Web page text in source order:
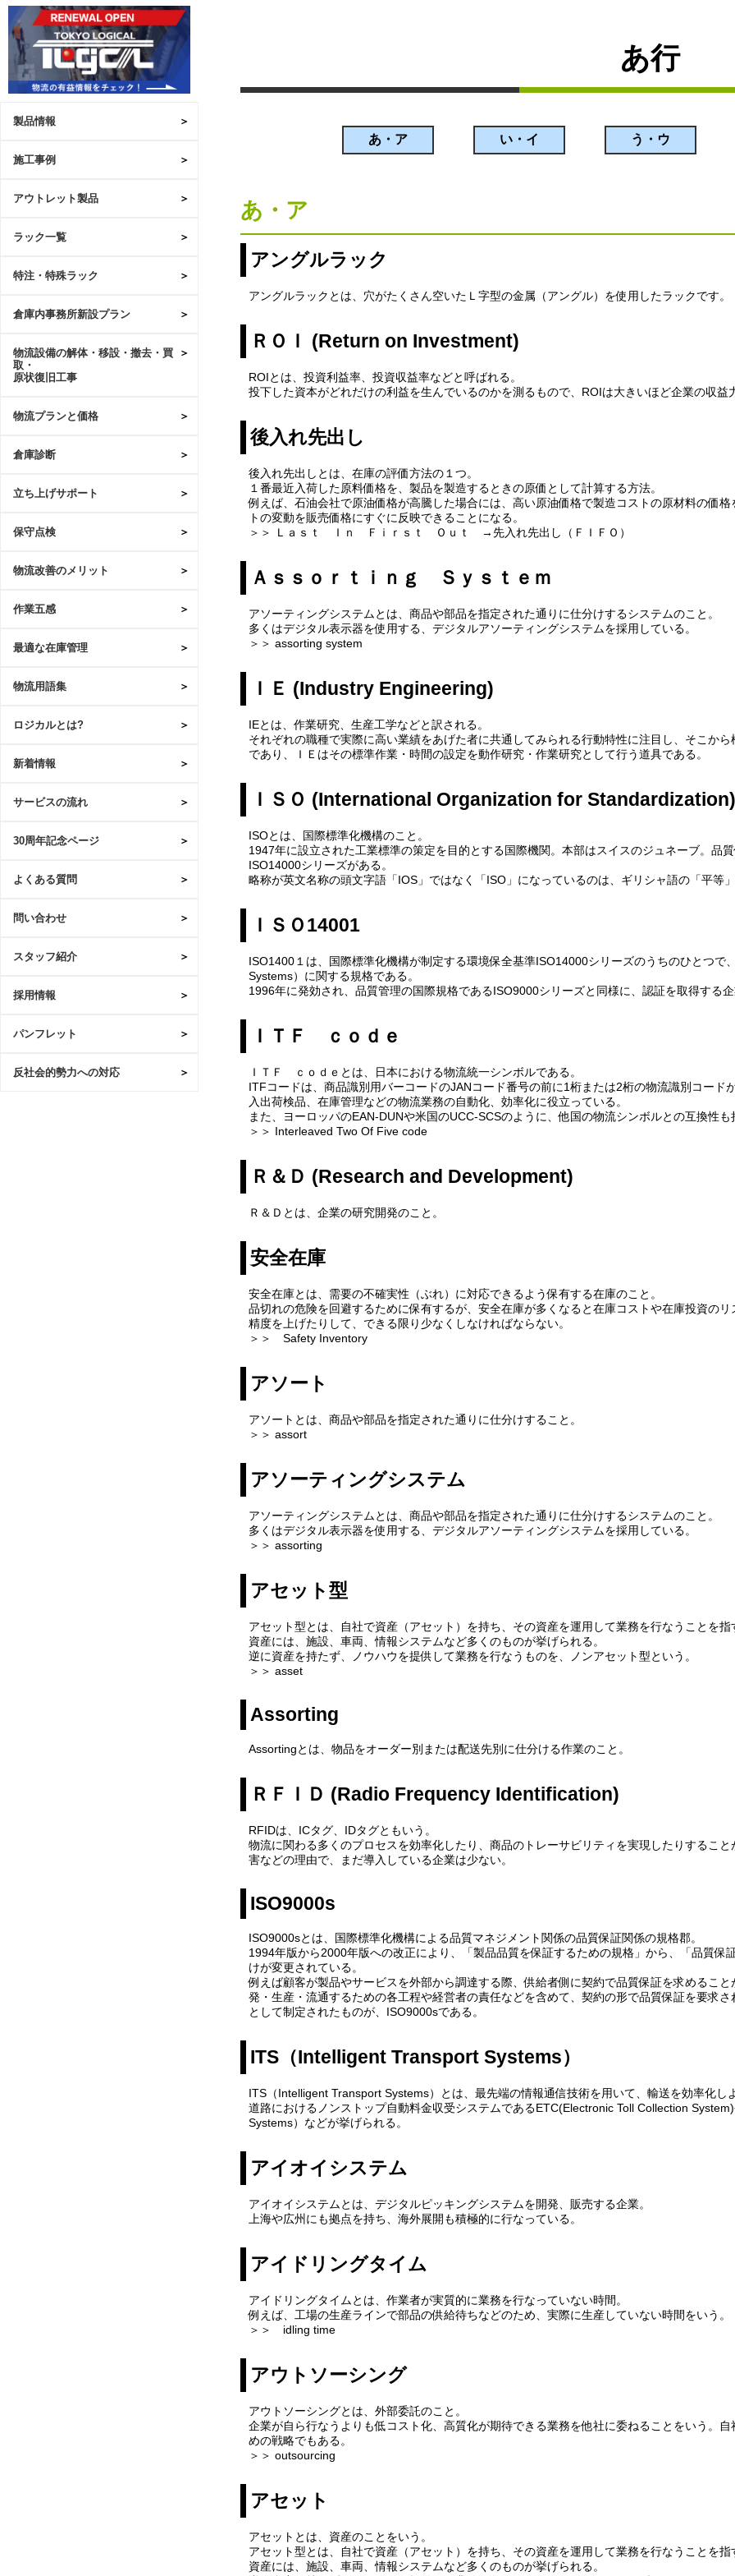
製品情報
施工事例
アウトレット製品
ラック一覧
特注・特殊ラック
倉庫内事務所新設プラン
物流設備の解体・移設・撤去・買
取・
原状復旧工事
物流プランと価格
倉庫診断
立ち上げサポート
保守点検
物流改善のメリット
作業五感
最適な在庫管理
物流用語集
ロジカルとは?
新着情報
サービスの流れ
30周年記念ページ
よくある質問
問い合わせ
スタッフ紹介
採用情報
パンフレット
反社会的勢力への対応
あ行
あ・ア い・イ う・ウ
あ・ア
アングルラック
アングルラックとは、穴がたくさん空いたＬ字型の金属（アングル）を使用したラックです。
ＲＯＩ (Return on Investment)
ROIとは、投資利益率、投資収益率などと呼ばれる。
投下した資本がどれだけの利益を生んでいるのかを測るもので、ROIは大きいほど企業の収
後入れ先出し
後入れ先出しとは、在庫の評価方法の１つ。
１番最近入荷した原料価格を、製品を製造するときの原価として計算する方法。
例えば、石油会社で原油価格が高騰した場合には、高い原油価格で製造コストの原材料の価
トの変動を販売価格にすぐに反映できることになる。
＞＞ Ｌａｓｔ Ｉｎ Ｆｉｒｓｔ Ｏｕｔ →先入れ先出し（ＦＩＦＯ）
Ａｓｓｏｒｔｉｎｇ Ｓｙｓｔｅｍ
アソーティングシステムとは、商品や部品を指定された通りに仕分けするシステムのこと。
多くはデジタル表示器を使用する、デジタルアソーティングシステムを採用している。
＞＞ assorting system
ＩＥ (Industry Engineering)
IEとは、作業研究、生産工学などと訳される。
それぞれの職種で実際に高い業績をあげた者に共通してみられる行動特性に注目し、そこか
であり、ＩＥはその標準作業・時間の設定を動作研究・作業研究として行う道具である。
ＩＳＯ (International Organization for Standardization)
ISOとは、国際標準化機構のこと。
1947年に設立された工業標準の策定を目的とする国際機関。本部はスイスのジュネーブ。品
ISO14000シリーズがある。
略称が英文名称の頭文字語「IOS」ではなく「ISO」になっているのは、ギリシャ語の「平等
ＩＳＯ14001
ISO1400１は、国際標準化機構が制定する環境保全基準ISO14000シリーズのうちのひとつ
Systems）に関する規格である。
1996年に発効され、品質管理の国際規格であるISO9000シリーズと同様に、認証を取得する
ＩＴＦ ｃｏｄｅ
ＩＴＦ ｃｏｄｅとは、日本における物流統一シンボルである。
ITFコードは、商品識別用バーコードのJANコード番号の前に1桁または2桁の物流識別コー
入出荷検品、在庫管理などの物流業務の自動化、効率化に役立っている。
また、ヨーロッパのEAN-DUNや米国のUCC-SCSのように、他国の物流シンボルとの互換性も
＞＞ Interleaved Two Of Five code
Ｒ＆Ｄ (Research and Development)
Ｒ＆Ｄとは、企業の研究開発のこと。
安全在庫
安全在庫とは、需要の不確実性（ぶれ）に対応できるよう保有する在庫のこと。
品切れの危険を回避するために保有するが、安全在庫が多くなると在庫コストや在庫投資の
精度を上げたりして、できる限り少なくしなければならない。
＞＞ Safety Inventory
アソート
アソートとは、商品や部品を指定された通りに仕分けすること。
＞＞ assort
アソーティングシステム
アソーティングシステムとは、商品や部品を指定された通りに仕分けするシステムのこと。
多くはデジタル表示器を使用する、デジタルアソーティングシステムを採用している。
＞＞ assorting
アセット型
アセット型とは、自社で資産（アセット）を持ち、その資産を運用して業務を行なうことを指
資産には、施設、車両、情報システムなど多くのものが挙げられる。
逆に資産を持たず、ノウハウを提供して業務を行なうものを、ノンアセット型という。
＞＞ asset
Assorting
Assortingとは、物品をオーダー別または配送先別に仕分ける作業のこと。
ＲＦＩＤ (Radio Frequency Identification)
RFIDは、ICタグ、IDタグともいう。
物流に関わる多くのプロセスを効率化したり、商品のトレーサビリティを実現したりするこ
害などの理由で、まだ導入している企業は少ない。
ISO9000s
ISO9000sとは、国際標準化機構による品質マネジメント関係の品質保証関係の規格郡。
1994年版から2000年版への改正により、「製品品質を保証するための規格」から、「品質
けが変更されている。
例えば顧客が製品やサービスを外部から調達する際、供給者側に契約で品質保証を求めるこ
発・生産・流通するための各工程や経営者の責任などを含めて、契約の形で品質保証を要求
として制定されたものが、ISO9000sである。
ITS（Intelligent Transport Systems）
ITS（Intelligent Transport Systems）とは、最先端の情報通信技術を用いて、輸送を効率化し
道路におけるノンストップ自動料金収受システムであるETC(Electronic Toll Collection
Systems）などが挙げられる。
アイオイシステム
アイオイシステムとは、デジタルピッキングシステムを開発、販売する企業。
上海や広州にも拠点を持ち、海外展開も積極的に行なっている。
アイドリングタイム
アイドリングタイムとは、作業者が実質的に業務を行なっていない時間。
例えば、工場の生産ラインで部品の供給待ちなどのため、実際に生産していない時間をいう。
＞＞ idling time
アウトソーシング
アウトソーシングとは、外部委託のこと。
企業が自ら行なうよりも低コスト化、高質化が期待できる業務を他社に委ねることをいう。
めの戦略でもある。
＞＞ outsourcing
アセット
アセットとは、資産のことをいう。
アセット型とは、自社で資産（アセット）を持ち、その資産を運用して業務を行なうことを指
資産には、施設、車両、情報システムなど多くのものが挙げられる。